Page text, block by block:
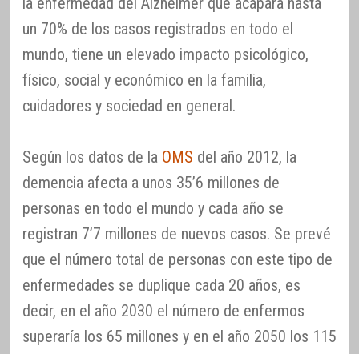
un 70% de los casos registrados en todo el
mundo, tiene un elevado impacto psicológico,
físico, social y económico en la familia,
cuidadores y sociedad en general.
Según los datos de la OMS del año 2012, la
demencia afecta a unos 35’6 millones de
personas en todo el mundo y cada año se
registran 7’7 millones de nuevos casos. Se prevé
que el número total de personas con este tipo de
enfermedades se duplique cada 20 años, es
decir, en el año 2030 el número de enfermos
superaría los 65 millones y en el año 2050 los 115